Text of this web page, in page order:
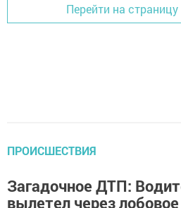
Перейти на
ПРОИСШЕСТВИЯ
Загадочное ДТП:
вылетел через